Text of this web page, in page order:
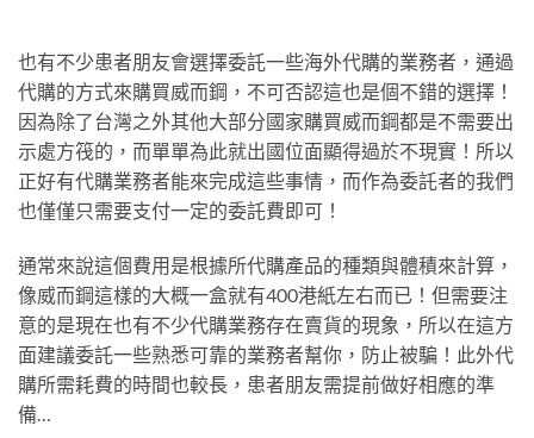
也有不少患者朋友會選擇委託一些海外代購的業務者，通過
代購的方式來購買威而鋼，不可否認這也是個不錯的選擇！
因為除了台灣之外其他大部分國家購買威而鋼都是不需要出
示處方筏的，而單單為此就出國位面顯得過於不現實！所以
正好有代購業務者能來完成這些事情，而作為委託者的我們
也僅僅只需要支付一定的委託費即可！
通常來說這個費用是根據所代購產品的種類與體積來計算，
像威而鋼這樣的大概一盒就有400港紙左右而已！但需要注
意的是現在也有不少代購業務存在賣貨的現象，所以在這方
面建議委託一些熟悉可靠的業務者幫你，防止被騙！此外代
購所需耗費的時間也較長，患者朋友需提前做好相應的準
備…